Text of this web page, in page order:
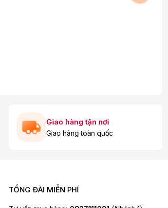
Giao hàng tận nơi
Giao hàng toàn quốc
TỔNG ĐÀI MIỄN PHÍ